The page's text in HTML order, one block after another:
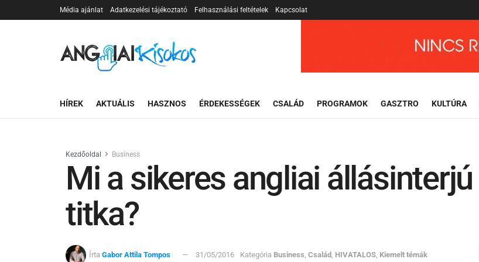
Média ajánlat Adatkezelési tájékoztató Felhasználási feltételek Kapcsolat
HÍREK AKTUÁLIS HASZNOS ÉRDEKESSÉGEK CSALÁD PROGRAMOK GASZTRO KULTÚRA
Kezdőoldal Business
Mi a sikeres angliai állásinterjú
titka?
Írta Gabor Attila Tompos 31/05/2016 Kategória Business, Család , HIVATALOS, Kiemelt témák